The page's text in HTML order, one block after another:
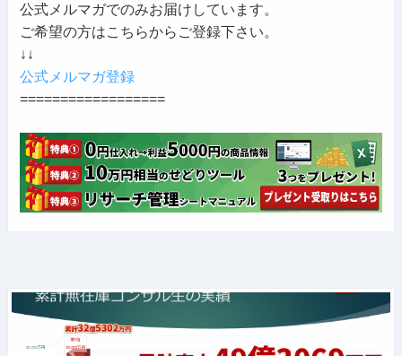
公式メルマガでのみお届けしています。
ご希望の方はこちらからご登録下さい。
↓↓
公式メルマガ登録
==================